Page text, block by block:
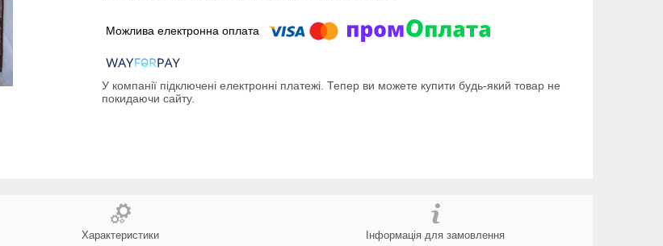
У компанії підключені електронні платежі. Тепер ви можете купити будь-який товар не
покидаючи сайту.
Характеристики Інформація для замовлення